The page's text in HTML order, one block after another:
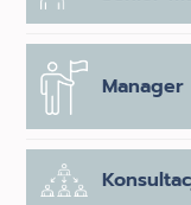
Manager